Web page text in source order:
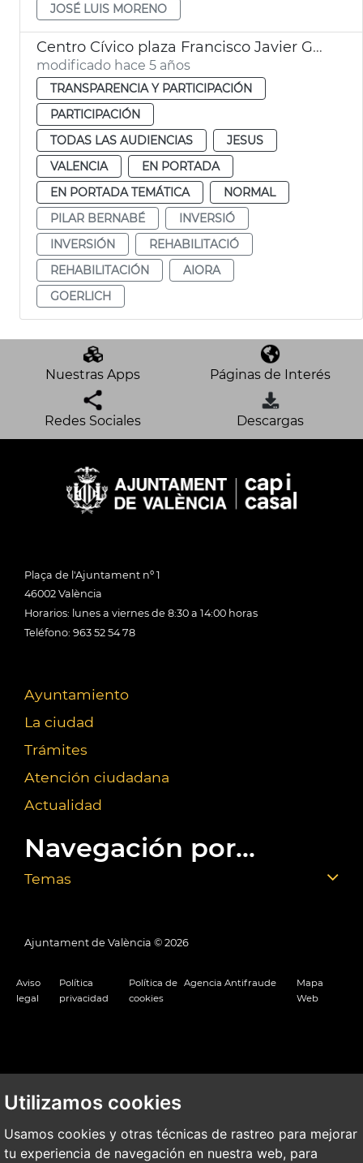
Utilizamos cookies
Usamos cookies y otras técnicas de rastreo para mejorar
tu experiencia de navegación en nuestra web, para
JOSÉ LUIS MORENO
Centro Cívico plaza Francisco Javier Goerlich Lleó
modificado hace 5 años
TRANSPARENCIA Y PARTICIPACIÓN
PARTICIPACIÓN
TODAS LAS AUDIENCIAS
JESUS
VALENCIA
EN PORTADA
EN PORTADA TEMÁTICA
NORMAL
PILAR BERNABÉ
INVERSIÓ
INVERSIÓN
REHABILITACIÓ
REHABILITACIÓN
AIORA
GOERLICH
Nuestras Apps Páginas de Interés
Redes Sociales Descargas
Plaça de l'Ajuntament nº 1
46002 València
Horarios: lunes a viernes de 8:30 a 14:00 horas
Teléfono: 963 52 54 78
Ayuntamiento
La ciudad
Trámites
Atención ciudadana
Actualidad
Navegación por...
Temas
Ajuntament de València © 2026
Aviso
legal
Política
privacidad
Política de
cookies
Agencia Antifraude
Mapa
Web